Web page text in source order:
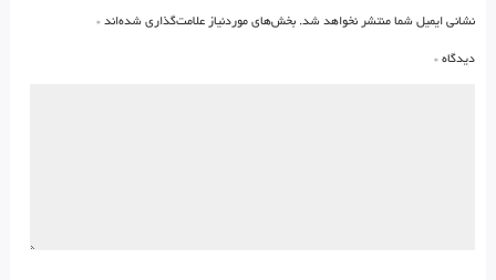
نشانی ایمیل شما منتشر نخواهد شد. بخش‌های موردنیاز علامت‌گذاری شده‌اند *
دیدگاه *